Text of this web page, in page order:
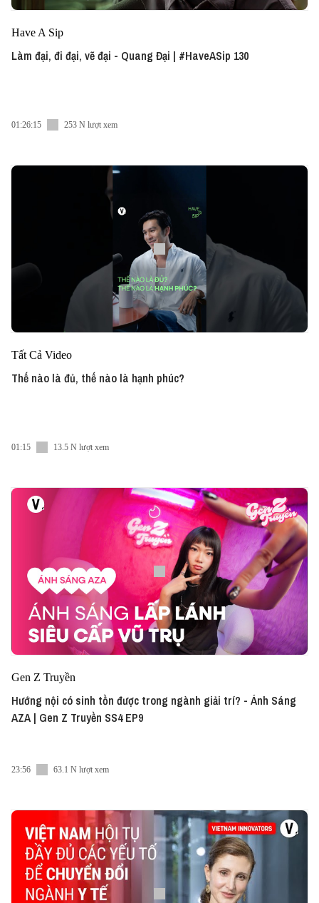
Have A Sip
Làm đại, đi đại, vẽ đại - Quang Đại | #HaveASip 130
01:26:15 253 N lượt xem
Tất Cả Video
Thế nào là đủ, thế nào là hạnh phúc?
01:15 13.5 N lượt xem
Gen Z Truyền
Hướng nội có sinh tồn được trong ngành giải trí? - Ánh Sáng
AZA | Gen Z Truyền SS4 EP9
23:56 63.1 N lượt xem